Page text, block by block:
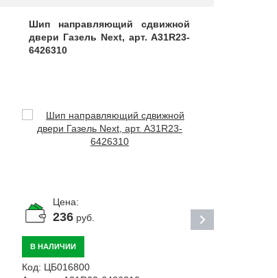
Шип направляющий сдвижной
двери Газель Next, арт. A31R23-
6426310
Цена:
236 руб.
В НАЛИЧИИ
Код: ЦБ016800